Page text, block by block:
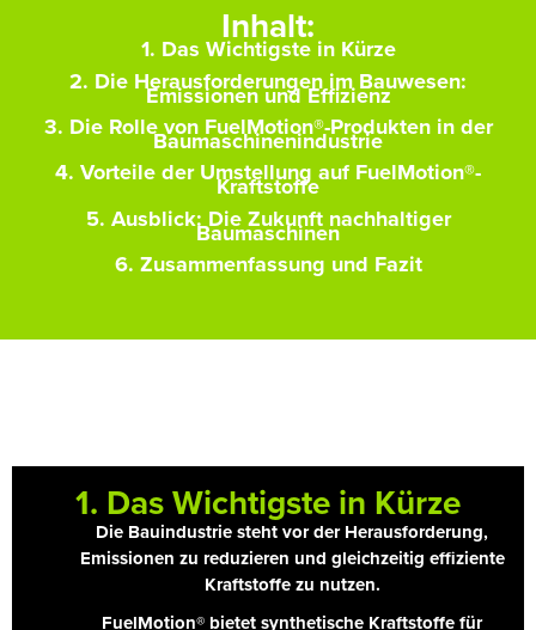
Inhalt:
1. Das Wichtigste in Kürze
2. Die Herausforderungen im Bauwesen:
Emissionen und Effizienz
3. Die Rolle von FuelMotion®-Produkten in der
Baumaschinenindustrie
4. Vorteile der Umstellung auf FuelMotion®-
Kraftstoffe
5. Ausblick: Die Zukunft nachhaltiger
Baumaschinen
6. Zusammenfassung und Fazit
1. Das Wichtigste in Kürze
Die Bauindustrie steht vor der Herausforderung,
Emissionen zu reduzieren und gleichzeitig effiziente
Kraftstoffe zu nutzen.
FuelMotion® bietet synthetische Kraftstoffe für